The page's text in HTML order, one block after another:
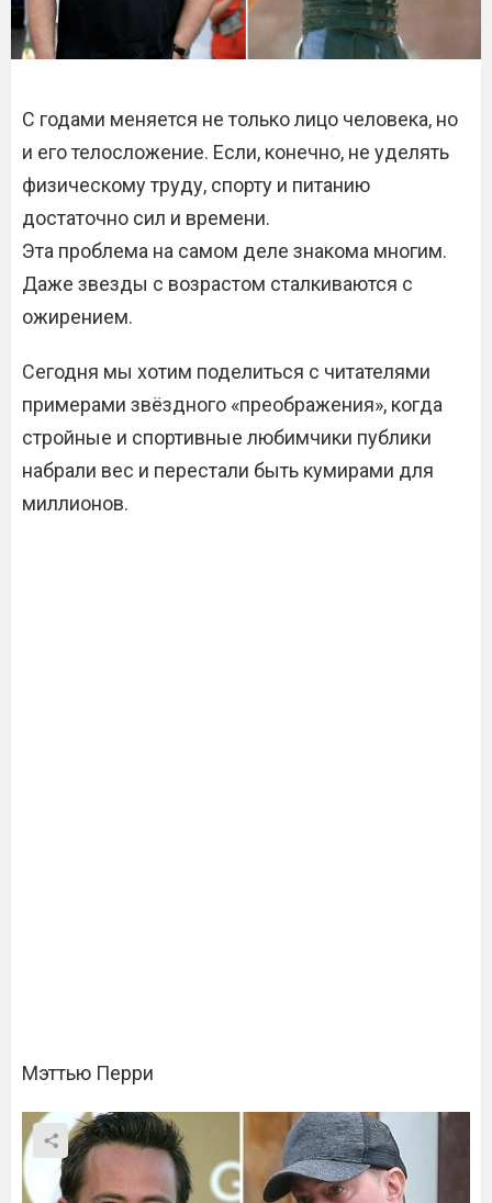
С годами меняется не только лицо человека, но
и его телосложение. Если, конечно, не уделять
физическому труду, спорту и питанию
достаточно сил и времени.
Эта проблема на самом деле знакома многим.
Даже звезды с возрастом сталкиваются с
ожирением.
Сегодня мы хотим поделиться с читателями
примерами звёздного «преображения», когда
стройные и спортивные любимчики публики
набрали вес и перестали быть кумирами для
миллионов.
Мэттью Перри